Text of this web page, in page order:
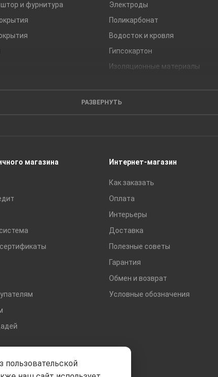
и фурнитура
Электроды
Поликарбонат
Водосток и кровля
Гипсокартон
Изоляционные материалы
Сухие смеси
РАЗВЕРНУТЬ
магазина Интернет-магазин
Как заказать
Оплата
Интерьеры
Доставка
Полезные советы
Гарантия
Обмен и возврат
Условные обозначения
пользовательской